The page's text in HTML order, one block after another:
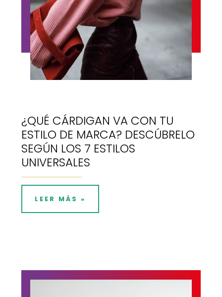
¿QUÉ CÁRDIGAN VA CON TU
ESTILO DE MARCA? DESCÚBRELO
SEGÚN LOS 7 ESTILOS
UNIVERSALES
LEER MÁS »